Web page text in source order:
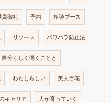
員御礼 予約 相談ブース
リソース パワハラ防止法
自分らしく働くことと
わたしらしい 美人百花
キャリア 人が育っていく